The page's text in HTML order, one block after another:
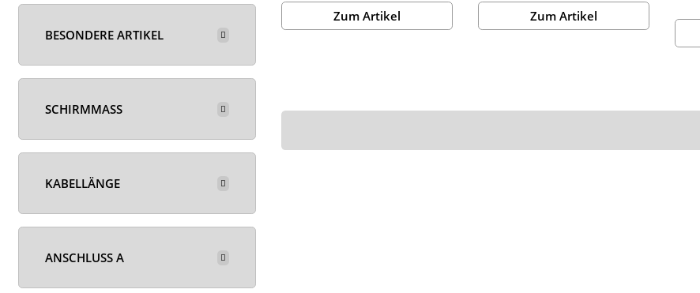
Zum Artikel Zum Artikel
BESONDERE ARTIKEL
SCHIRMMASS
KABELLÄNGE
ANSCHLUSS A